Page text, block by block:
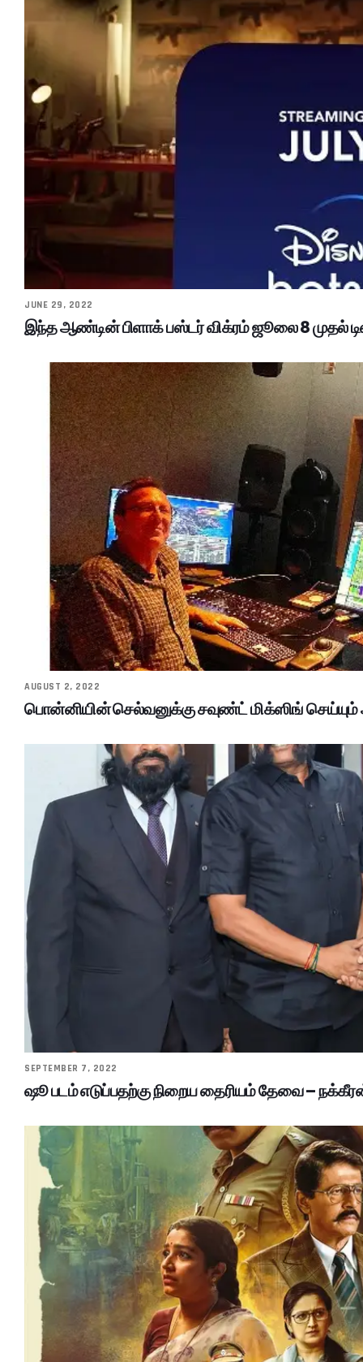
JUNE 29, 2022
இந்த ஆண்டின் பிளாக் பஸ்டர் விக்ரம் ஜூலை 8 முதல்
AUGUST 2, 2022
பொன்னியின் செல்வனுக்கு சவுண்ட் மிக்ஸிங்
SEPTEMBER 7, 2022
ஷூ படம் எடுப்பதற்கு நிறைய தைரியம் தேவை –